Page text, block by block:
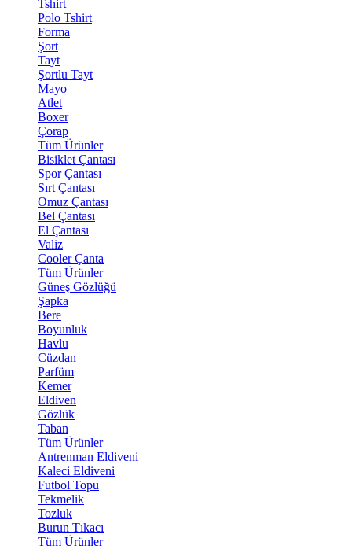
Tshirt
Polo Tshirt
Forma
Şort
Tayt
Şortlu Tayt
Mayo
Atlet
Boxer
Çorap
Tüm Ürünler
Bisiklet Çantası
Spor Çantası
Sırt Çantası
Omuz Çantası
Bel Çantası
El Çantası
Valiz
Cooler Çanta
Tüm Ürünler
Güneş Gözlüğü
Şapka
Bere
Boyunluk
Havlu
Cüzdan
Parfüm
Kemer
Eldiven
Gözlük
Taban
Tüm Ürünler
Antrenman Eldiveni
Kaleci Eldiveni
Futbol Topu
Tekmelik
Tozluk
Burun Tıkacı
Tüm Ürünler